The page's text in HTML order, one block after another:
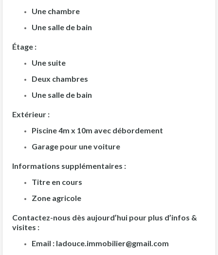
Une chambre
Une salle de bain
Étage :
Une suite
Deux chambres
Une salle de bain
Extérieur :
Piscine 4m x 10m avec débordement
Garage pour une voiture
Informations supplémentaires :
Titre en cours
Zone agricole
Contactez-nous dès aujourd’hui pour plus d’infos &
visites :
Email : ladouce.immobilier@gmail.com